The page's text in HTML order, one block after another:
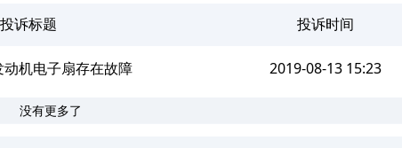
投诉标题 投诉时间
动机电子扇存在故障 2019-08-13 15:23
没有更多了